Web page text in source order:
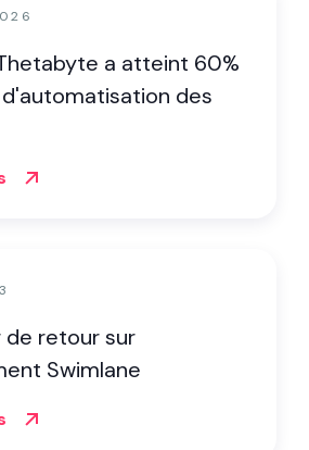
a atteint 60%
des
de retour sur
Swimlane